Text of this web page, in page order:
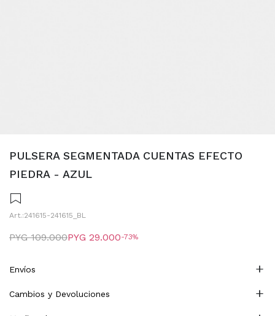
PULSERA SEGMENTADA CUENTAS EFECTO
PIEDRA - AZUL
241615-241615_BL
PYG 29.000
PYG 109.000 73
Envíos
Cambios y Devoluciones